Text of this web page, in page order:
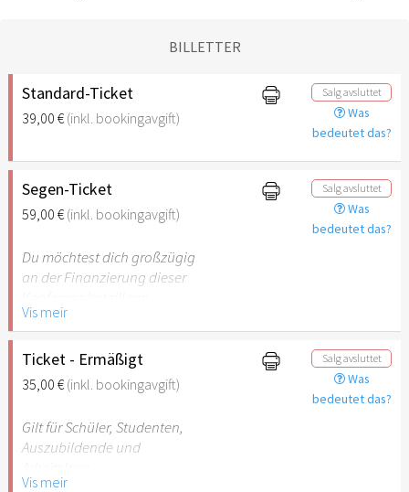
BILLETTER
Standard-Ticket
39,00 €(inkl. bookingavgift)
Salg avsluttet
Was
bedeutet das?
Segen-Ticket
59,00 €(inkl. bookingavgift)
Salg avsluttet
Was
bedeutet das?
Du möchtest dich großzügig
an der Finanzierung dieser
Vis meir
Ticket - Ermäßigt
35,00 €(inkl. bookingavgift)
Salg avsluttet
Was
bedeutet das?
Gilt für Schüler, Studenten,
Auszubildende und
Vis meir